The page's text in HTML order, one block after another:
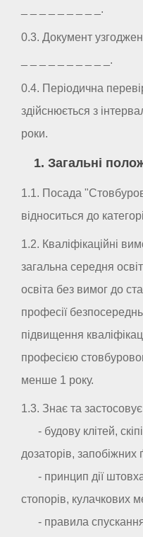
_ _ _ _ _ _ _ _ _.
0.3. Документ
_ _ _ _ _ _ _ _ _ _.
0.4. Періодична
здійснюється з
роки.
1. Загальні
1.1. Посада
відноситься до
1.2. Кваліфікаційні
загальна середня
освіта без вимог до
професії
підвищення
професією
менше 1 року.
1.3. Знає та застосовує
- будову клітей,
дозаторів, запобіжних
- принцип дії
стопорів, кулачкових
- правила спускання